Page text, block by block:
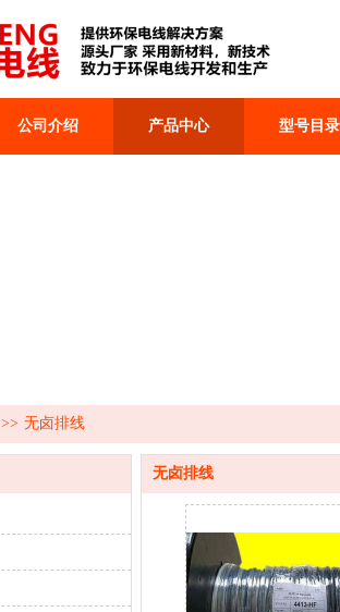
公司介绍 产品中心 型号目录
>> 无卤排线
无卤排线